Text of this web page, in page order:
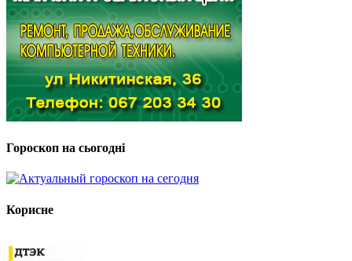
Гороскоп на сьогодні
Корисне